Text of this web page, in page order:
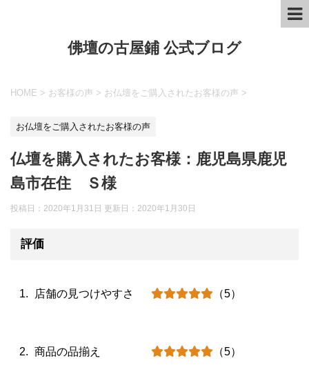
佛壇の古屋鋪 公式ブログ
HOME > お客様の声 > お仏壇をご購入されたお客様の声 >
お仏壇をご購入されたお客様の声
仏壇を購入されたお客様：鹿児島県鹿児
島市在住 Ｓ様
投稿日：2020年1月31日 更新日： 2020年1月30日
評価
店舗の見つけやすさ （5）
商品の品揃え （5）